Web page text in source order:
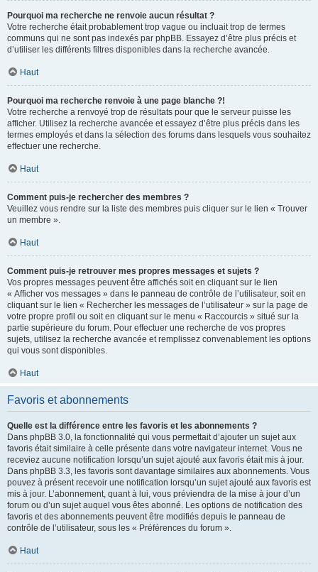
Pourquoi ma recherche ne renvoie aucun résultat ?
Votre recherche était probablement trop vague ou incluait trop de termes
communs qui ne sont pas indexés par phpBB. Essayez d’être plus précis et
d’utiliser les différents filtres disponibles dans la recherche avancée.
Haut
Pourquoi ma recherche renvoie à une page blanche ?!
Votre recherche a renvoyé trop de résultats pour que le serveur puisse les
afficher. Utilisez la recherche avancée et essayez d’être plus précis dans les
termes employés et dans la sélection des forums dans lesquels vous souhaitez
effectuer une recherche.
Haut
Comment puis-je rechercher des membres ?
Veuillez vous rendre sur la liste des membres puis cliquer sur le lien « Trouver
un membre ».
Haut
Comment puis-je retrouver mes propres messages et sujets ?
Vos propres messages peuvent être affichés soit en cliquant sur le lien
« Afficher vos messages » dans le panneau de contrôle de l’utilisateur, soit en
cliquant sur le lien « Rechercher les messages de l’utilisateur » sur la page de
votre propre profil ou soit en cliquant sur le menu « Raccourcis » situé sur la
partie supérieure du forum. Pour effectuer une recherche de vos propres
sujets, utilisez la recherche avancée et remplissez convenablement les options
qui vous sont disponibles.
Haut
Favoris et abonnements
Quelle est la différence entre les favoris et les abonnements ?
Dans phpBB 3.0, la fonctionnalité qui vous permettait d’ajouter un sujet aux
favoris était similaire à celle présente dans votre navigateur internet. Vous ne
receviez aucune notification lorsqu’un sujet ajouté aux favoris était mis à jour.
Dans phpBB 3.3, les favoris sont davantage similaires aux abonnements. Vous
pouvez à présent recevoir une notification lorsqu’un sujet ajouté aux favoris est
mis à jour. L’abonnement, quant à lui, vous préviendra de la mise à jour d’un
forum ou d’un sujet auquel vous êtes abonné. Les options de notification des
favoris et des abonnements peuvent être modifiés depuis le panneau de
contrôle de l’utilisateur, sous les « Préférences du forum ».
Haut